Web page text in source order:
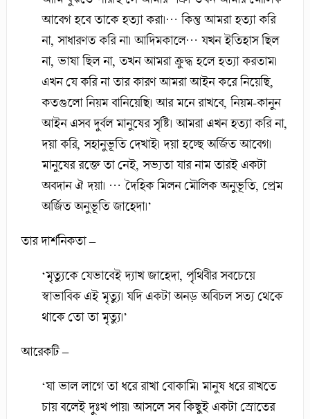
আবেগ হবে তাকে হত্যা করা।… কিন্তু আমরা হত্যা করি
না, সাধারণত করি না। আদিমকালে… যখন ইতিহাস ছিল
না, ভাষা ছিল না, তখন আমরা ক্রুদ্ধ হলে হত্যা করতাম।
এখন যে করি না তার কারণ আমরা আইন করে নিয়েছি,
কতগুলো নিয়ম বানিয়েছি। আর মনে রাখবে, নিয়ম-কানুন
আইন এসব দুর্বল মানুষের সৃষ্টি। আমরা এখন হত্যা করি না,
দয়া করি, সহানুভূতি দেখাই। দয়া হচ্ছে অর্জিত আবেগ।
মানুষের রক্তে তা নেই, সভ্যতা যার নাম তারই একটা
অবদান ঐ দয়া। … দৈহিক মিলন মৌলিক অনুভূতি, প্রেম
অর্জিত অনুভূতি জাহেদা।’
তার দার্শনিকতা –
‘মৃত্যুকে যেভাবেই দ্যাখ জাহেদা, পৃথিবীর সবচেয়ে
স্বাভাবিক এই মৃত্যু। যদি একটা অনড় অবিচল সত্য থেকে
থাকে তো তা মৃত্যু।’
আরেকটি –
‘যা ভাল লাগে তা ধরে রাখা বোকামি। মানুষ ধরে রাখতে
চায় বলেই দুঃখ পায়। আসলে সব কিছুই একটা স্রোতের